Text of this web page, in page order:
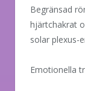
Begränsad
hjärtchakrat
solar plexus-
Emotionella